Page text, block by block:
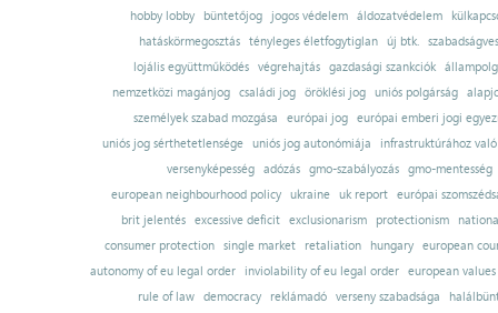
hobby lobby
büntetőjog jogos védelem áldozatvédelem
hatáskörmegosztás tényleges életfogytiglan új btk.
lojális együttműködés
végrehajtás gazdasági szankciók
nemzetközi magánjog
családi jog öröklési jog uniós polgárság
személyek szabad mozgása
európai jog európai emberi jogi
uniós jog sérthetetlensége uniós jog autonómiája
infrastruktúrához
versenyképesség adózás gmo-szabályozás gmo-mentesség
european neighbourhood policy
ukraine uk report
európai
brit jelentés excessive deficit exclusionarism protectionism
consumer protection
single market retaliation hungary
european
autonomy of eu legal order
inviolability of eu legal order
european values
rule of law
democracy reklámadó verseny szabadsága